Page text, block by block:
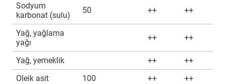
Sodyum
karbonat (sulu)
50 ++ ++
Yağ, yağlama
yağı
++ ++
Yağ, yemeklik ++
++
Oleik asit
100 ++
++